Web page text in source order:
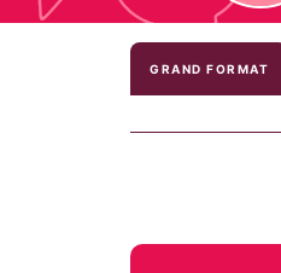
GRAND FORMAT